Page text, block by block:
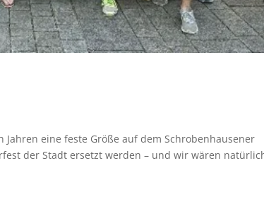
eine feste Größe auf dem Schrobenhausener
der Stadt ersetzt werden – und wir wären